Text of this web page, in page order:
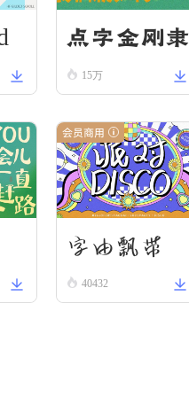
点字金刚隶
15万
会员商用
字由飘带
40432